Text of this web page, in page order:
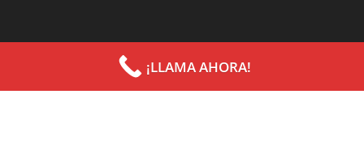
¡LLAMA AHORA!